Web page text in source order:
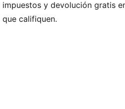
detalles brillantes.
CARACTERÍSTICAS Y VENTAJAS
impuestos y devolución gratis
que califiquen.